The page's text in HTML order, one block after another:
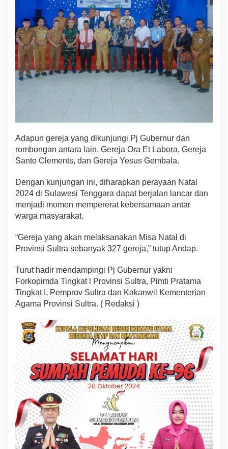
Adapun gereja yang dikunjungi Pj Gubernur dan
rombongan antara lain, Gereja Ora Et Labora, Gereja
Santo Clements, dan Gereja Yesus Gembala.
Dengan kunjungan ini, diharapkan perayaan Natal
2024 di Sulawesi Tenggara dapat berjalan lancar dan
menjadi momen mempererat kebersamaan antar
warga masyarakat.
“Gereja yang akan melaksanakan Misa Natal di
Provinsi Sultra sebanyak 327 gereja,” tutup Andap.
Turut hadir mendampingi Pj Gubernur yakni
Forkopimda Tingkat l Provinsi Sultra, Pimti Pratama
Tingkat I, Pemprov Sultra dan Kakanwil Kementerian
Agama Provinsi Sultra. ( Redaksi )